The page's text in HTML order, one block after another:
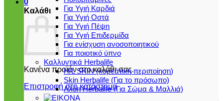
0
Καλάθι
Κανένα προϊόν στο καλάθι σας.
Επιστροφή στο κατάστημα
Για Υγιή Καρδιά
Για Υγιή Οστά
Για Υγιή Πέψη
Για Υγιή Επιδερμίδα
Για ενίσχυση ανοσοποιητικού
Για ποιοτικό ύπνο
Καλλυντικά Herbalife
H/L SKIN (κορεάτικη περιποίηση)
Skin Herbalife (Για το πρόσωπο)
Αλόη Ηerbalife (Για Σώμα & Μαλλιά)